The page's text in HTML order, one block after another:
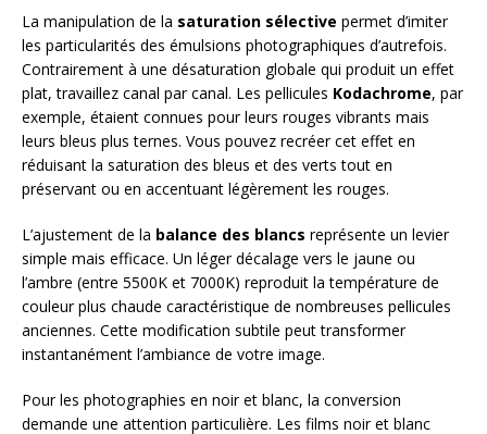
La manipulation de la saturation sélective permet d’imiter
les particularités des émulsions photographiques d’autrefois.
Contrairement à une désaturation globale qui produit un effet
plat, travaillez canal par canal. Les pellicules Kodachrome, par
exemple, étaient connues pour leurs rouges vibrants mais
leurs bleus plus ternes. Vous pouvez recréer cet effet en
réduisant la saturation des bleus et des verts tout en
préservant ou en accentuant légèrement les rouges.
L’ajustement de la balance des blancs représente un levier
simple mais efficace. Un léger décalage vers le jaune ou
l’ambre (entre 5500K et 7000K) reproduit la température de
couleur plus chaude caractéristique de nombreuses pellicules
anciennes. Cette modification subtile peut transformer
instantanément l’ambiance de votre image.
Pour les photographies en noir et blanc, la conversion
demande une attention particulière. Les films noir et blanc